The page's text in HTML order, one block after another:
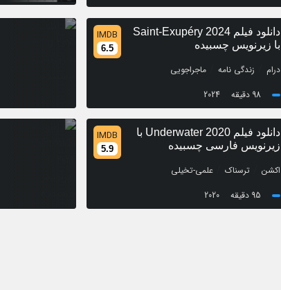
دانلود فیلم Saint-Exupéry 2024
با زیرنویس چسبیده
IMDB
6.5
درام زندگی نامه/
ماجراجویی
98 دقیقه
2024
دانلود فیلم Underwater 2020 با
زیرنویس فارسی چسبیده
IMDB
5.9
اکشن/ ترسناک/
علمی-تخیلی
95 دقیقه
2020